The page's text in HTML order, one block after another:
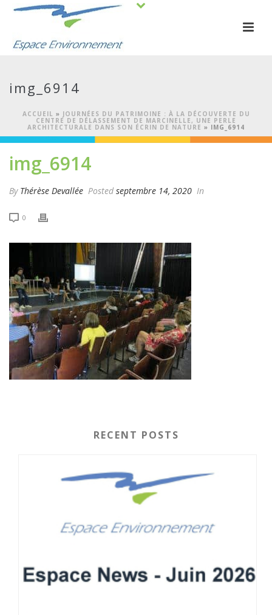
img_6914
ACCUEIL » JOURNÉES DU PATRIMOINE : À LA DÉCOUVERTE DU
CENTRE DE DÉLASSEMENT DE MARCINELLE, UNE PERLE
ARCHITECTURALE DANS SON ÉCRIN DE NATURE » IMG_6914
img_6914
By Thérèse Devallée Posted septembre 14, 2020 In
0
RECENT POSTS